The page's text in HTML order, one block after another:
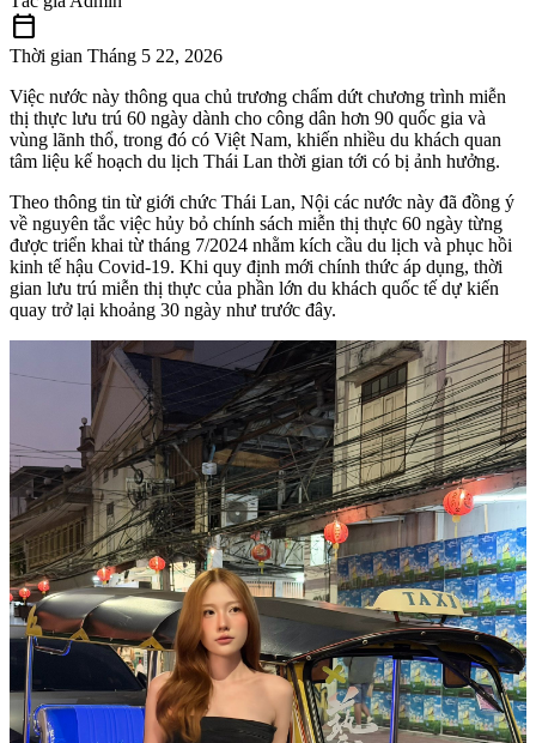
calendar_today
Thời gian Tháng 5 22, 2026
Việc nước này thông qua chủ trương chấm dứt chương trình miễn
thị thực lưu trú 60 ngày dành cho công dân hơn 90 quốc gia và
vùng lãnh thổ, trong đó có Việt Nam, khiến nhiều du khách quan
tâm liệu kế hoạch du lịch Thái Lan thời gian tới có bị ảnh hưởng.
Theo thông tin từ giới chức Thái Lan, Nội các nước này đã đồng ý
về nguyên tắc việc hủy bỏ chính sách miễn thị thực 60 ngày từng
được triển khai từ tháng 7/2024 nhằm kích cầu du lịch và phục hồi
kinh tế hậu Covid-19. Khi quy định mới chính thức áp dụng, thời
gian lưu trú miễn thị thực của phần lớn du khách quốc tế dự kiến
quay trở lại khoảng 30 ngày như trước đây.